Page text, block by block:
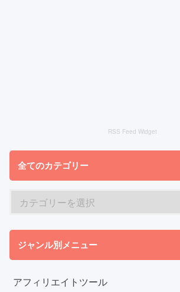
RSS Feed Widget
全てのカテゴリー
ジャンル別メニュー
アフィリエイトツール